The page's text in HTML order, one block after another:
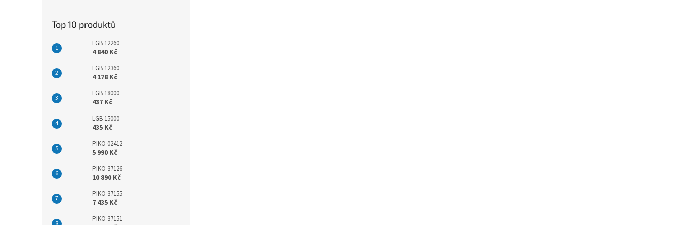
Top 10 produktů
LGB 12260
4 840 Kč
LGB 12360
4 178 Kč
LGB 18000
437 Kč
LGB 15000
435 Kč
PIKO 02412
5 990 Kč
PIKO 37126
10 890 Kč
PIKO 37155
7 435 Kč
PIKO 37151